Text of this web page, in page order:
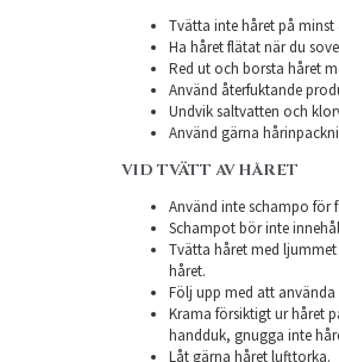
Tvätta inte håret på
Ha håret flätat när du
Red ut och borsta håret
Använd återfuktande
Undvik saltvatten och
Använd gärna
VID TVÄTT AV HÅRET
Använd inte schampo för
Schampot bör inte
Tvätta håret med
håret.
Följ upp med att
Krama försiktigt ur håret
handduk, gnugga inte
Låt gärna håret lufttorka.